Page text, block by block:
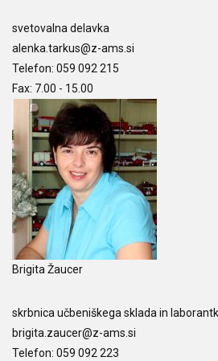
svetovalna delavka
alenka.tarkus@z-ams.si
Telefon: 059 092 215
Fax: 7.00 - 15.00
Brigita Žaucer
skrbnica učbeniškega sklada in
brigita.zaucer@z-ams.si
Telefon: 059 092 223